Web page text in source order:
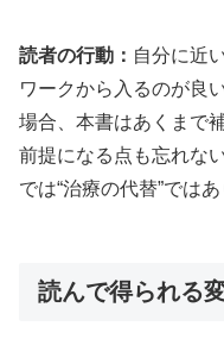
読者の行動： 自分に近
ワークから入るのが良
場合、本書はあくまで
前提になる点も忘れな
では“治療の代替”ではあ
読んで得られる